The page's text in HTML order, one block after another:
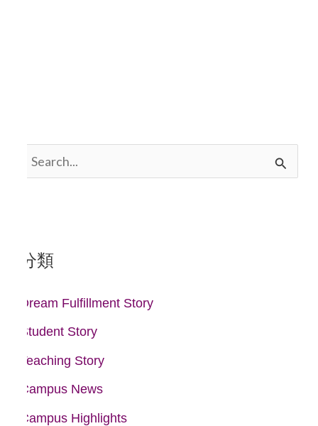
搜
字
分類
Dream Fulfillment Story
Student Story
Teaching Story
Campus News
Campus Highlights